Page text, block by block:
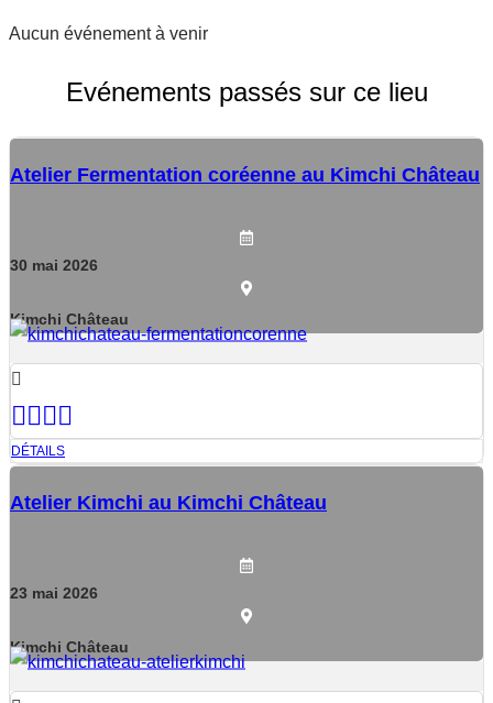
Aucun événement à venir
Evénements passés sur ce lieu
Atelier Fermentation coréenne au Kimchi Château
30 mai 2026
Kimchi Château
DÉTAILS
Atelier Kimchi au Kimchi Château
23 mai 2026
Kimchi Château